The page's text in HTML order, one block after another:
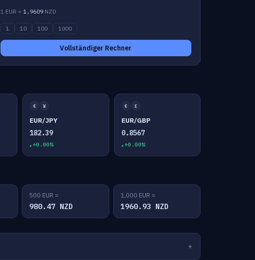
1 EUR = 1.9609NZD
1 10 100 1000
Vollständiger Rechner
€ ¥
EUR/JPY
182.39
+0.00%
€ £
EUR/GBP
0.8567
+0.00%
500 EUR =
980.47 NZD
1,000 EUR =
1960.93 NZD